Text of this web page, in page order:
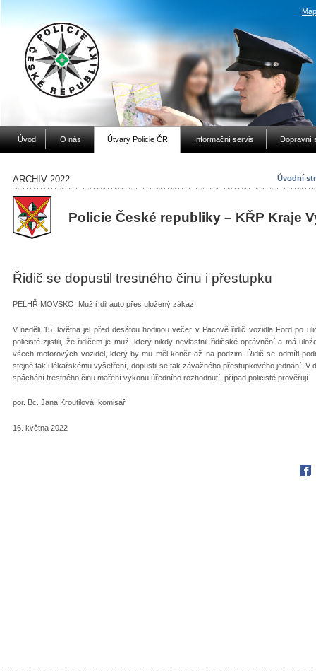
Úvod O nás Útvary Policie ČR Informační servis Dopravní
Úvodní
ARCHIV 2022
Policie České republiky – KŘP Kraje
Řidič se dopustil trestného činu i přestupku
PELHŘIMOVSKO: Muž řídil auto přes uložený zákaz
V neděli 15. května jel před desátou hodinou večer v Pacově řidič vozidla Ford po
policisté zjistili, že řidičem je muž, který nikdy nevlastnil řidičské oprávnění a má
všech motorových vozidel, který by mu měl končit až na podzim. Řidič se odmítl
stejně tak i lékařskému vyšetření, dopustil se tak závažného přestupkového jednání.
spáchání trestného činu maření výkonu úředního rozhodnutí, případ policisté prověřují.
por. Bc. Jana Kroutilová, komisař
16. května 2022